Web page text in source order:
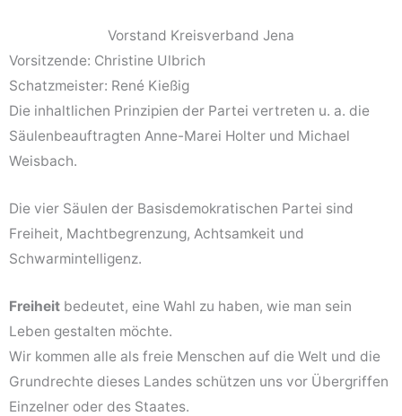
Vorstand Kreisverband Jena
Vorsitzende: Christine Ulbrich
Schatzmeister: René Kießig
Die inhaltlichen Prinzipien der Partei vertreten u. a. die
Säulenbeauftragten Anne-Marei Holter und Michael
Weisbach.
Die vier Säulen der Basisdemokratischen Partei sind
Freiheit, Machtbegrenzung, Achtsamkeit und
Schwarmintelligenz.
Freiheit bedeutet, eine Wahl zu haben, wie man sein
Leben gestalten möchte.
Wir kommen alle als freie Menschen auf die Welt und die
Grundrechte dieses Landes schützen uns vor Übergriffen
Einzelner oder des Staates.